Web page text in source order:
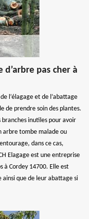
d’arbre pas cher à
l’élagage et de l’abattage
de prendre soin des plantes.
inutiles pour avoir
arbre tombe malade ou
dans ce cas,
Elagage est une entreprise
à Cordey 14700. Elle est
ainsi que de leur abattage si